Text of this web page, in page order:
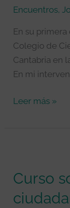
Encuentros,
En su
Colegio de
Cantabria en
En mi
y
Sociología
de
Cantabria
Leer más »
Curso
laboratorios
ciudadanos